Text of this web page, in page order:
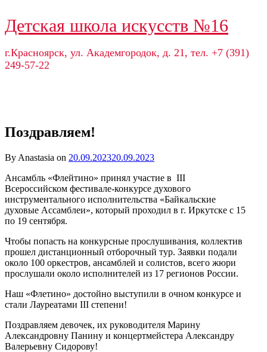
Детская школа искусств №16
г.Красноярск, ул. Академгородок, д. 21, тел. +7 (391)
249-57-22
Поздравляем!
By Anastasia on 20.09.202320.09.2023
Ансамбль «Флейтино» принял участие в III
Всероссийском фестивале-конкурсе духового
инструментального исполнительства «Байкальские
духовые Ассамблеи», который проходил в г. Иркутске с 15
по 19 сентября.
Чтобы попасть на конкурсные прослушивания, коллектив
прошел дистанционный отборочный тур. Заявки подали
около 100 оркестров, ансамблей и солистов, всего жюри
прослушали около исполнителей из 17 регионов России.
Наш «Флетино» достойно выступили в очном конкурсе и
стали Лауреатами III степени!
Поздравляем девочек, их руководителя Марину
Александровну Панину и концертмейстера Александру
Валерьевну Сидорову!